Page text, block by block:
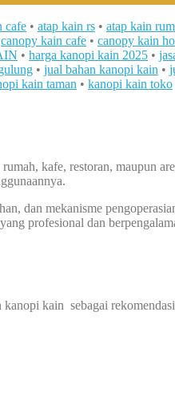
cafe • atap kain rs • atap kain
canopy kain cafe • canopy kain
• harga kanopi kain 2025 •
• jual bahan kanopi kain •
kain taman • kanopi kain toko
kafe, restoran, maupun
dan mekanisme
profesional dan
kain sebagai